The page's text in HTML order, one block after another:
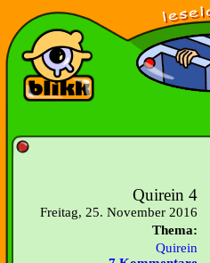
Quirein 4
Freitag, 25. November 2016
Thema:
Quirein